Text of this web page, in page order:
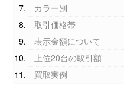
カラー別
取引価格帯
表示金額について
上位20台の取引額
買取実例